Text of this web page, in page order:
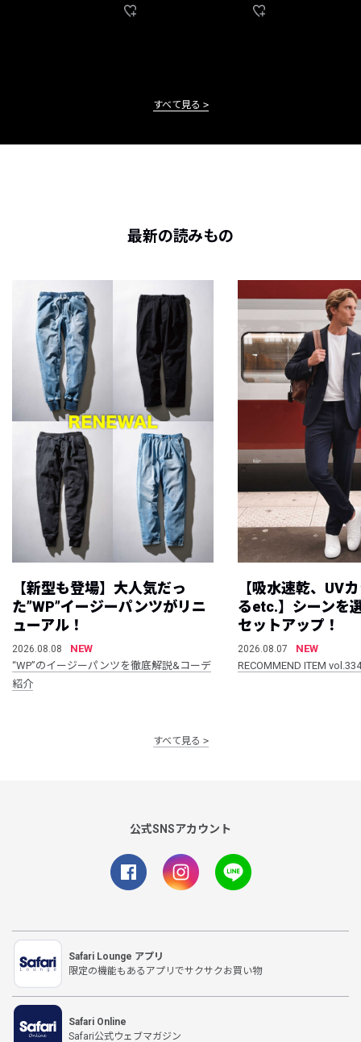
すべて見る
最新の読みもの
【新型も登場】大人気だっ
た”WP”イージーパンツがリニ
ューアル！
2026.08.08
NEW
“WP”のイージーパンツを徹底解説&コーデ
紹介
【吸水速乾、UV
るetc.】シーンを
セットアップ！
2026.08.07
NEW
RECOMMEND ITEM vol.334
すべて見る
公式SNSアカウント
Safari Lounge アプリ
限定の機能もあるアプリでサクサクお買い物
Safari Online
Safari公式ウェブマガジン